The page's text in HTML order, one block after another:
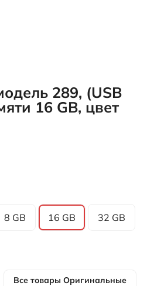
289, (USB
16 GB, цвет
8 GB 16 GB 32 GB
Все товары Оригинальные